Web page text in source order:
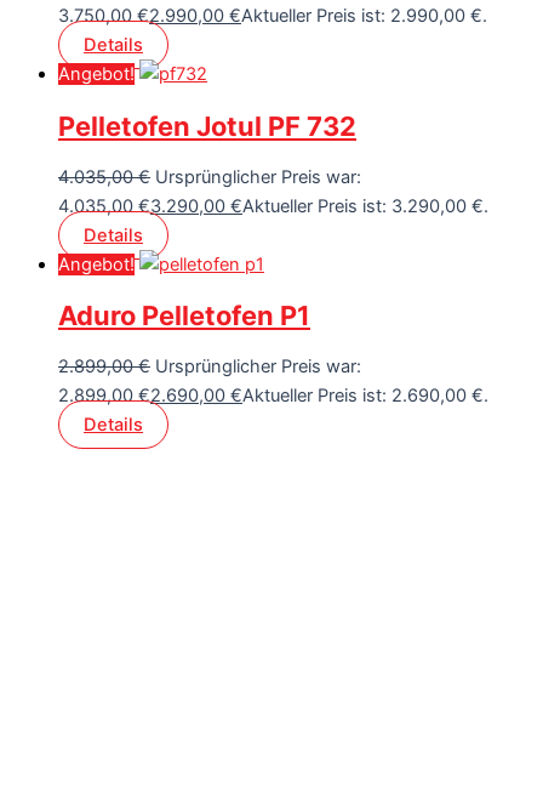
3.750,00 €2.990,00 €Aktueller Preis ist: 2.990,00 €.
Details
Angebot!
Pelletofen Jotul PF 732
4.035,00€ Ursprünglicher Preis war:
4.035,00 €3.290,00 €Aktueller Preis ist: 3.290,00 €.
Details
Angebot!
Aduro Pelletofen P1
2.899,00€ Ursprünglicher Preis war:
2.899,00 €2.690,00 €Aktueller Preis ist: 2.690,00 €.
Details